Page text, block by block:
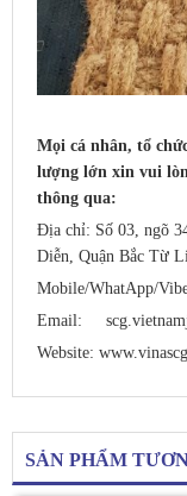
Mọi cá nhân, tổ
lượng lớn xin vui
thông qua:
Địa chỉ: Số 03, ngõ
Diễn, Quận Bắc Từ
Mobile/WhatApp/
Email:
Website:
SẢN PHẨM